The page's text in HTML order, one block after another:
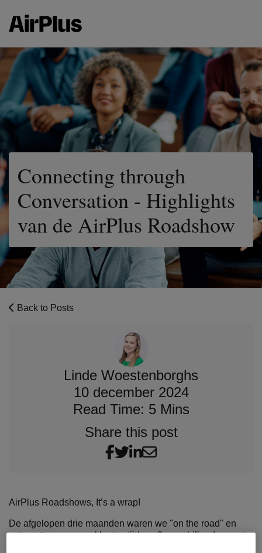
Connecting through
Conversation - Highlights
van de AirPlus Roadshow
Back to Posts
Linde Woestenborghs
10 december 2024
Read Time: 5 Mins
Share this post
AirPlus Roadshows, It’s a wrap!
De afgelopen drie maanden waren we "on the road" en
ontmoetten we onze klanten tijdens 8 verschillende events